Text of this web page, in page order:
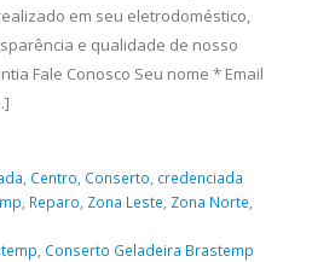
em seu eletrodoméstico,
e qualidade de nosso
Fale Conosco Seu nome * Email
, Centro, Conserto, credenciada
, Reparo, Zona Leste, Zona Norte,
, Conserto Geladeira Brastemp